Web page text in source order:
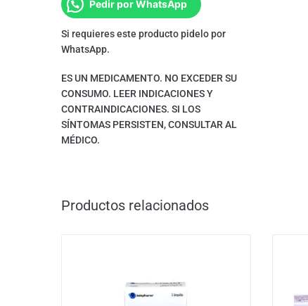
Pedir por WhatsApp
Si requieres este producto pidelo por
WhatsApp.
ES UN MEDICAMENTO. NO EXCEDER SU
CONSUMO. LEER INDICACIONES Y
CONTRAINDICACIONES. SI LOS
SÍNTOMAS PERSISTEN, CONSULTAR AL
MÉDICO.
Productos relacionados